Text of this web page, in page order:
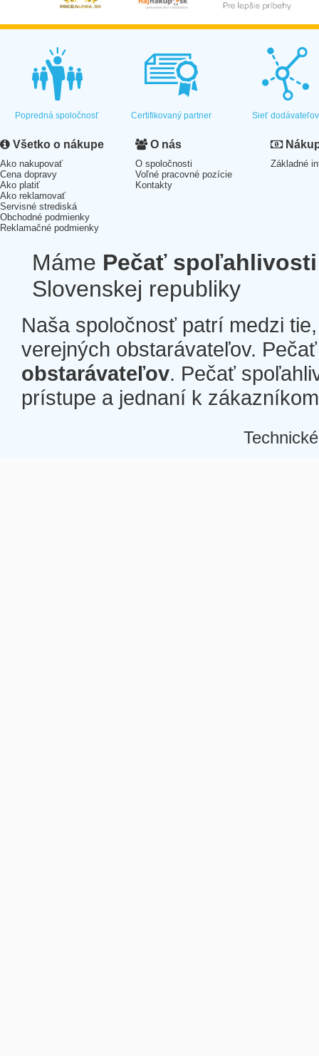
Popredná spoločnosť Certifikovaný partner Sieť dodávateľov
Všetko o nákupe
Ako nakupovať
Cena dopravy
Ako platiť
Ako reklamovať
Servisné strediská
Obchodné podmienky
Reklamačné podmienky
O nás
O spoločnosti
Voľné pracovné pozície
Kontakty
Základné
Máme Pečať spoľahlivosti
Slovenskej republiky
Naša spoločnosť patrí medzi
verejných obstarávateľov.
obstarávateľov. Pečať
prístupe a jednaní k